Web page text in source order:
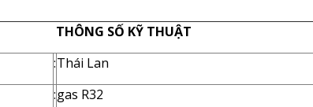
THÔNG SỐ KỸ THUẬT
:Thái Lan
:gas R32